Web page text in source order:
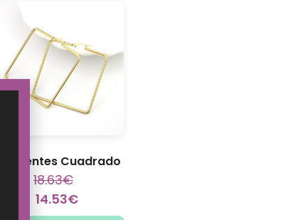
Pendientes Cuadrado
18.63€
14.53€